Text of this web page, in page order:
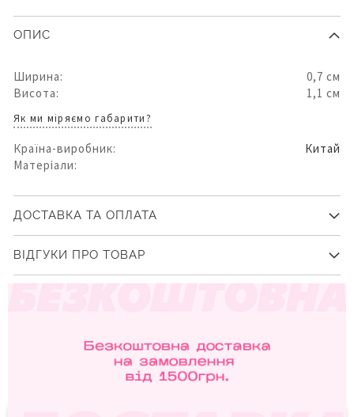
ОПИС
Ширина:
0,7 см
Висота:
1,1 см
Як ми міряємо габарити?
Країна-виробник:
Китай
Матеріали:
ДОСТАВКА ТА ОПЛАТА
ВІДГУКИ ПРО ТОВАР